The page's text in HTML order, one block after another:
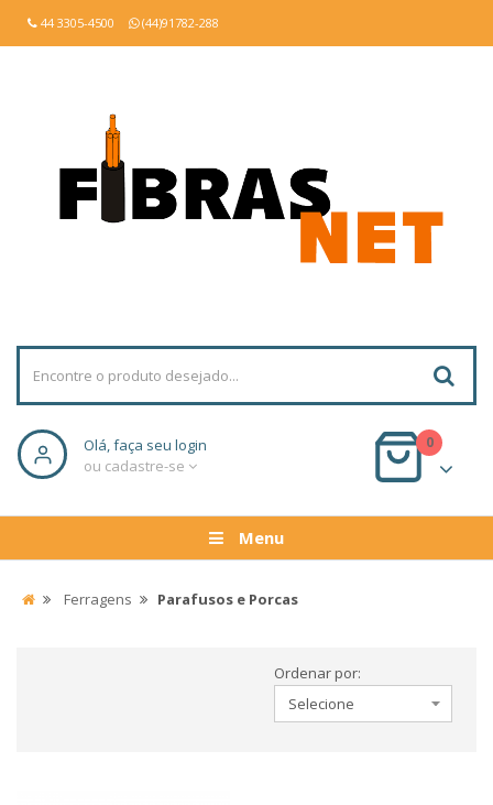
44 3305-4500 (44)91782-288
Olá, faça seu login
ou cadastre-se
0
Menu
Ferragens Parafusos e Porcas
Ordenar por: